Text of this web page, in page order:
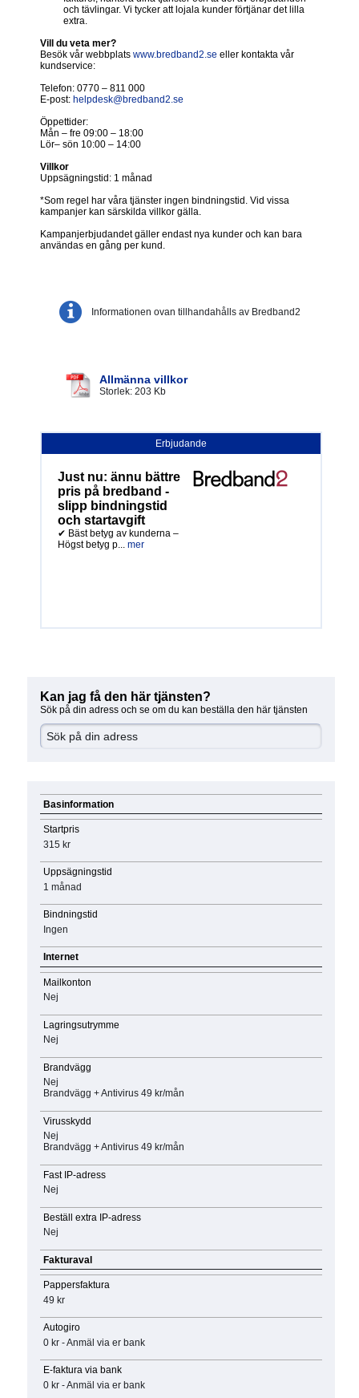
och tävlingar. Vi tycker att lojala kunder förtjänar det lilla
extra.
Vill du veta mer?
Besök vår webbplats www.bredband2.se eller kontakta vår
kundservice:
Telefon: 0770 – 811 000
E-post: helpdesk@bredband2.se
Öppettider:
Mån – fre 09:00 – 18:00
Lör– sön 10:00 – 14:00
Villkor
Uppsägningstid: 1 månad
*Som regel har våra tjänster ingen bindningstid. Vid vissa
kampanjer kan särskilda villkor gälla.
Kampanjerbjudandet gäller endast nya kunder och kan bara
användas en gång per kund.
Informationen ovan tillhandahålls av Bredband2
Allmänna villkor
Storlek: 203 Kb
Erbjudande
Just nu: ännu bättre
pris på bredband -
slipp bindningstid
och startavgift
✔ Bäst betyg av kunderna –
Högst betyg p... mer
Kan jag få den här tjänsten?
Sök på din adress och se om du kan beställa den här tjänsten
Basinformation
Startpris
315 kr
Uppsägningstid
1 månad
Bindningstid
Ingen
Internet
Mailkonton
Nej
Lagringsutrymme
Nej
Brandvägg
Nej
Brandvägg + Antivirus 49 kr/mån
Virusskydd
Nej
Brandvägg + Antivirus 49 kr/mån
Fast IP-adress
Nej
Beställ extra IP-adress
Nej
Fakturaval
Pappersfaktura
49 kr
Autogiro
0 kr - Anmäl via er bank
E-faktura via bank
0 kr - Anmäl via er bank